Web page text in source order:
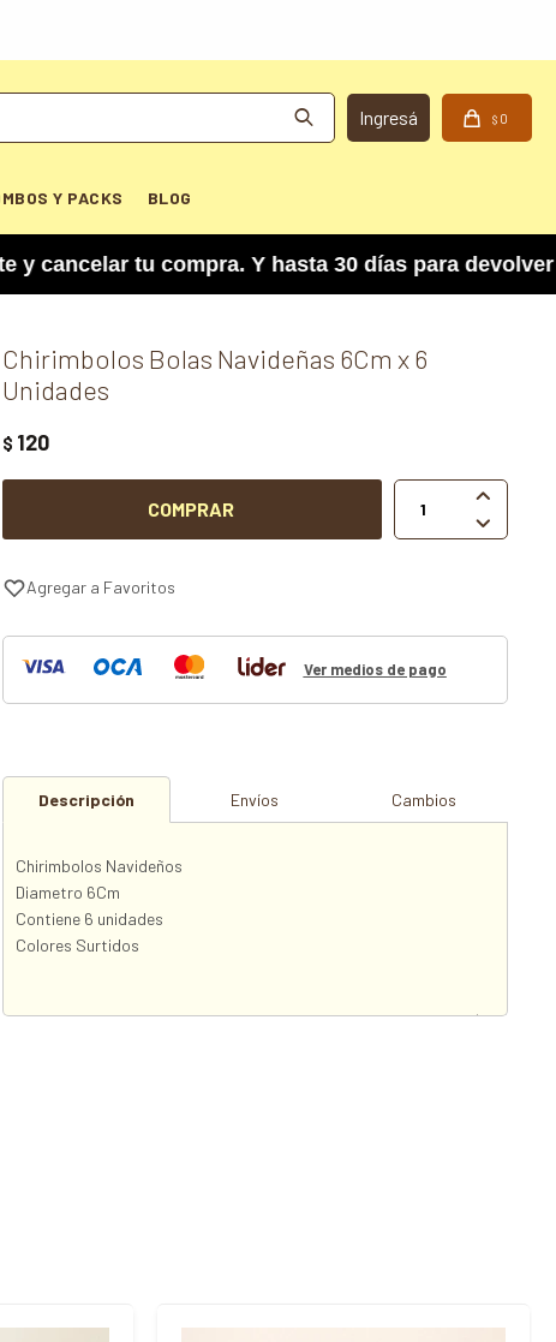
Y PACKS BLOG
$ 0
tu compra. Y hasta 30 días para devolver
Chirimbolos Bolas Navideñas 6Cm x 6
Unidades
$ 120
COMPRAR


Ver medios de pago
Descripción Envíos Cambios
Chirimbolos Navideños
Diametro 6Cm
Contiene 6 unidades
Colores Surtidos